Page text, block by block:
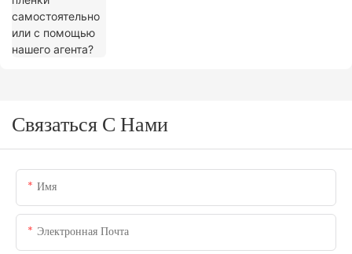
Связаться С Нами
Имя
Электронная Почта